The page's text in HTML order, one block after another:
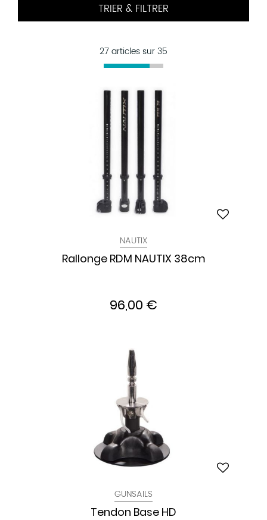
TRIER & FILTRER
27 articles sur35
NAUTIX
Rallonge RDM NAUTIX 38cm
96,00 €
GUNSAILS
Tendon Base HD